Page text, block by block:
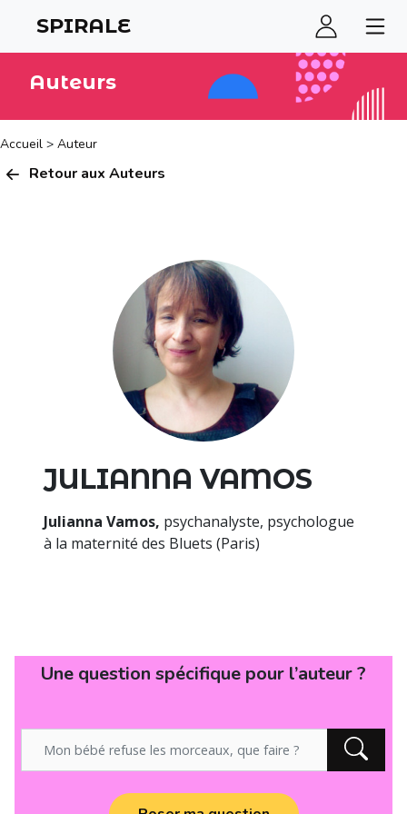
SPIRALE
Auteurs
Accueil > Auteur
Retour aux Auteurs
JULIANNA VAMOS
Julianna Vamos, psychanalyste, psychologue
à la maternité des Bluets (Paris)
Une question spécifique pour l’auteur ?